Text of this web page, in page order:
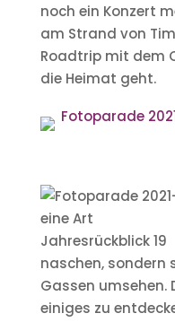
noch ein Konzert
am Strand von
Roadtrip mit dem
die Heimat geht.
naschen, sondern
Gassen umsehen.
einiges zu